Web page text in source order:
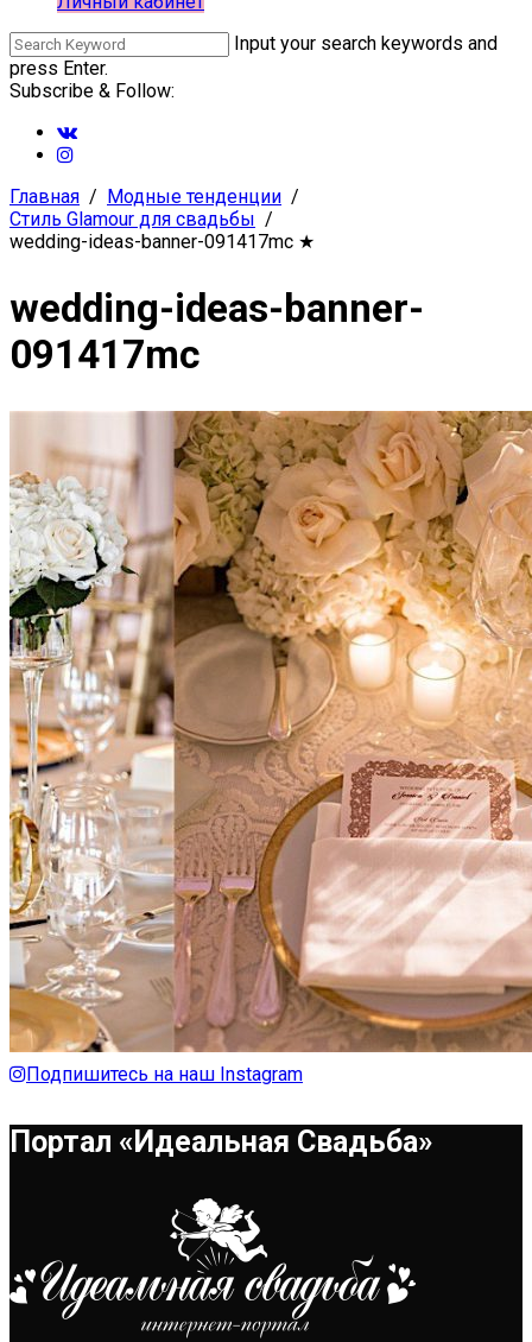
Input your search keywords and
press Enter.
Subscribe & Follow:
Главная
Модные тенденции
Стиль Glamour для свадьбы
wedding-ideas-banner-091417mc ★
wedding-ideas-banner-
091417mc
Подпишитесь на наш Instagram
Портал «Идеальная Свадьба»